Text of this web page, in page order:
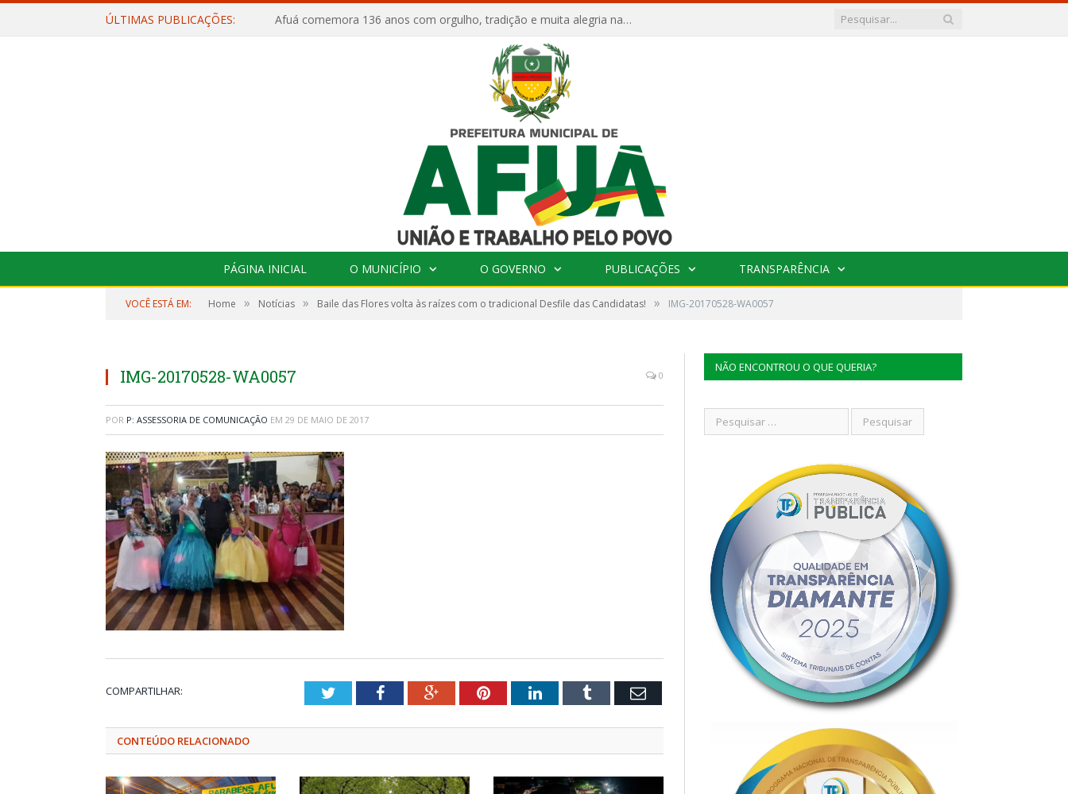
ÚLTIMAS PUBLICAÇÕES: Afuá comemora 136 anos com orgulho, tradição e muita alegria na Quadra Dr. Nelson Salomão
PÁGINA INICIAL O MUNICÍPIO O GOVERNO PUBLICAÇÕES TRANSPARÊNCIA
VOCÊ ESTÁ EM: Home » Notícias » Baile das Flores volta às raízes com o tradicional Desfile das Candidatas! » IMG-20170528-WA0057
IMG-20170528-WA0057 0
POR P: ASSESSORIA DE COMUNICAÇÃO EM 29 DE MAIO DE 2017
COMPARTILHAR: TwitterFacebookGoogle+PinterestLinkedInTumblr Email
CONTEÚDO RELACIONADO
NÃO ENCONTROU O QUE QUERIA?